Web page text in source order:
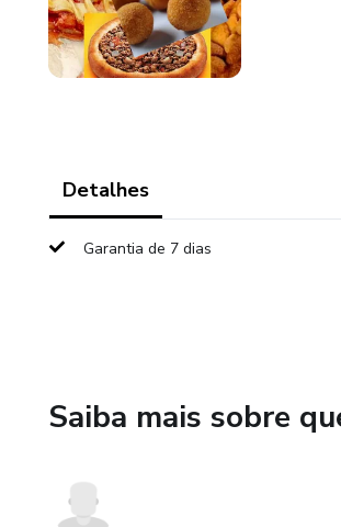
Detalhes
Garantia de 7 dias
Saiba mais sobre